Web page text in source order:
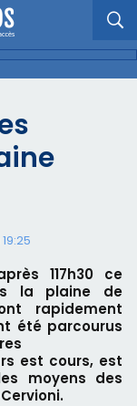
117h30 ce
la plaine de
rapidement
été parcourus
est cours, est
moyens des